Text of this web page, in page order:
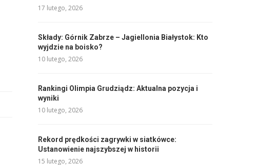
17 lutego, 2026
Składy: Górnik Zabrze – Jagiellonia Białystok: Kto
wyjdzie na boisko?
10 lutego, 2026
Rankingi Olimpia Grudziądz: Aktualna pozycja i
wyniki
10 lutego, 2026
Rekord prędkości zagrywki w siatkówce:
Ustanowienie najszybszej w historii
15 lutego, 2026